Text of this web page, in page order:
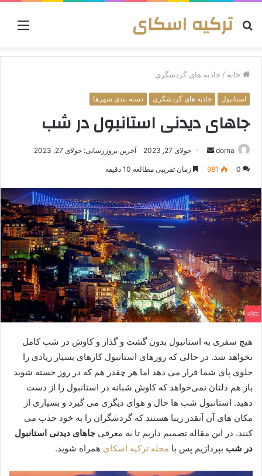
منو ترکیه اسکای
جستجو
خانه / جاذبه های گردشگری
استانبول جاذبه های گردشگری دسته بندی شهرها
جاهای دیدنی استانبول در شب
dorna
ارسالجولای 27, 2023 آخرین بروزرسانی: جولای 27, 2023
0
981 زمان تقریبی مطالعه 10 دقیقه
هیچ سفری به استانبول بدون گشت و گذار و کاوش در شب کامل
نخواهد شد. در حالی که روزهای استانبول کارهای بسیار زیادی را
جلوی پای شما قرار می دهد اما هر چقدر هم که در روز خسته شوید
باز هم دلتان نمی‌خواهد که کاوش شبانه در استانبول را از دست
دهید. استانبول شب ها حال و هوای دیگری می گیرد و بسیاری از
مکان های آن آنقدر زیبا هستند که گردشگران را به خود جذب می
کنند. در این مقاله تصمیم داریم تا به معرفی جاهای دیدنی استانبول
در شب بپردازیم پس با مجله ترکیه اسکای همراه شوید.